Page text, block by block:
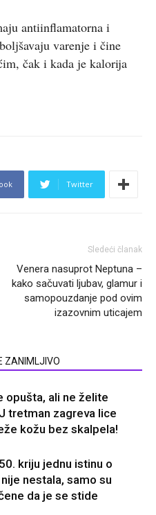
antiinflamatorna i
varenje i čine
čak i kada je kalorija
Twitter
Sledeći članak
Venera nasuprot Neptuna –
kako sačuvati ljubav, glamur i
samopouzdanje pod ovim
izazovnim uticajem
ZANIMLJIVO
opušta, ali ne želite
tretman zagreva lice
kožu bez skalpela!
kriju jednu istinu o
nestala, samo su
da je se stide